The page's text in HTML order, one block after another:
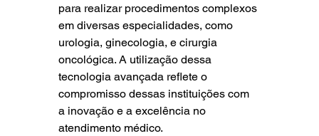
para realizar procedimentos complexos
em diversas especialidades, como
urologia, ginecologia, e cirurgia
oncológica. A utilização dessa
tecnologia avançada reflete o
compromisso dessas instituições com
a inovação e a excelência no
atendimento médico.